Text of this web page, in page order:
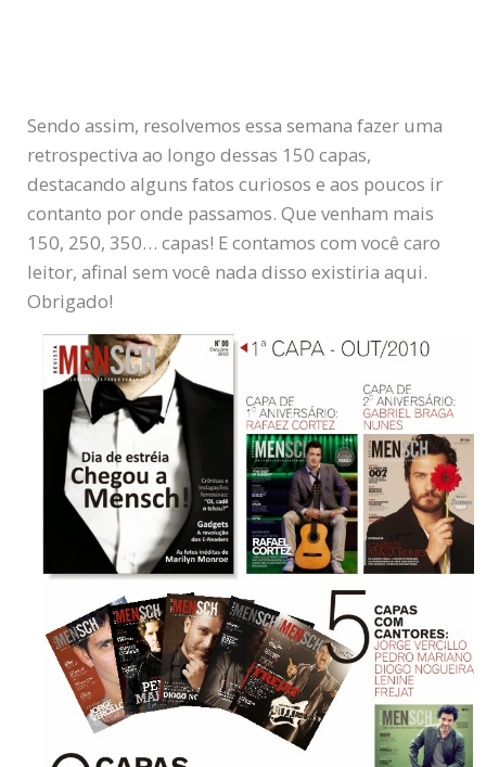
Sendo assim, resolvemos essa semana fazer uma
retrospectiva ao longo dessas 150 capas,
destacando alguns fatos curiosos e aos poucos ir
contanto por onde passamos. Que venham mais
150, 250, 350… capas! E contamos com você caro
leitor, afinal sem você nada disso existiria aqui.
Obrigado!